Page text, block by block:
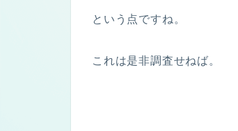
という点ですね。
これは是非調査せねば。